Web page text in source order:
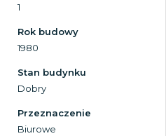
1
Rok budowy
1980
Stan budynku
Dobry
Przeznaczenie
Biurowe